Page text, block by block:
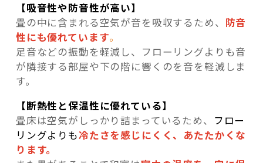
【吸音性や防音性が高い】
畳の中に含まれる空気が音を吸収するため、 防音
性にも優れています。
足音などの振動を軽減し、フローリングよりも音
が隣接する部屋や下の階に響くのを音を軽減しま
す。
【断熱性と保温性に優れている】
畳床は空気がしっかり詰まっているため、 フロー
リングよりも冷たさを感じにくく、あたたかくな
ります。